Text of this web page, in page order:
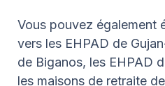
Vous pouvez également
vers les EHPAD de
de Biganos, les EHPAD
les maisons de retraite